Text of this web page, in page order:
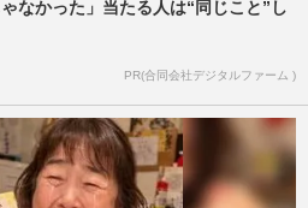
ゃなかった」当たる人は“同じこと”し
PR(合同会社デジタルファーム )